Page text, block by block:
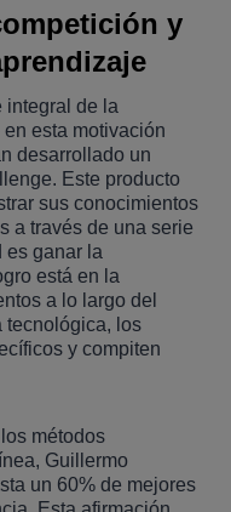
y
integral de la
esta motivación
desarrollado un
Este producto
sus conocimientos
a través de una serie
es ganar la
está en la
a lo largo del
tecnológica, los
y compiten
métodos
Guillermo
un 60% de mejores